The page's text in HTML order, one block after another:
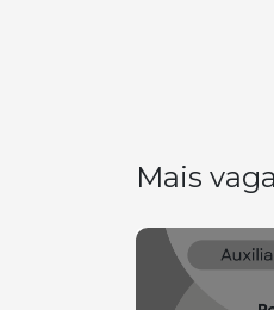
Mais